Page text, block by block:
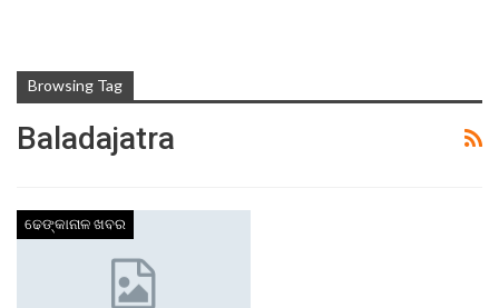
Browsing Tag
Baladajatra
ଢେଙ୍କାନାଳ ଖବର